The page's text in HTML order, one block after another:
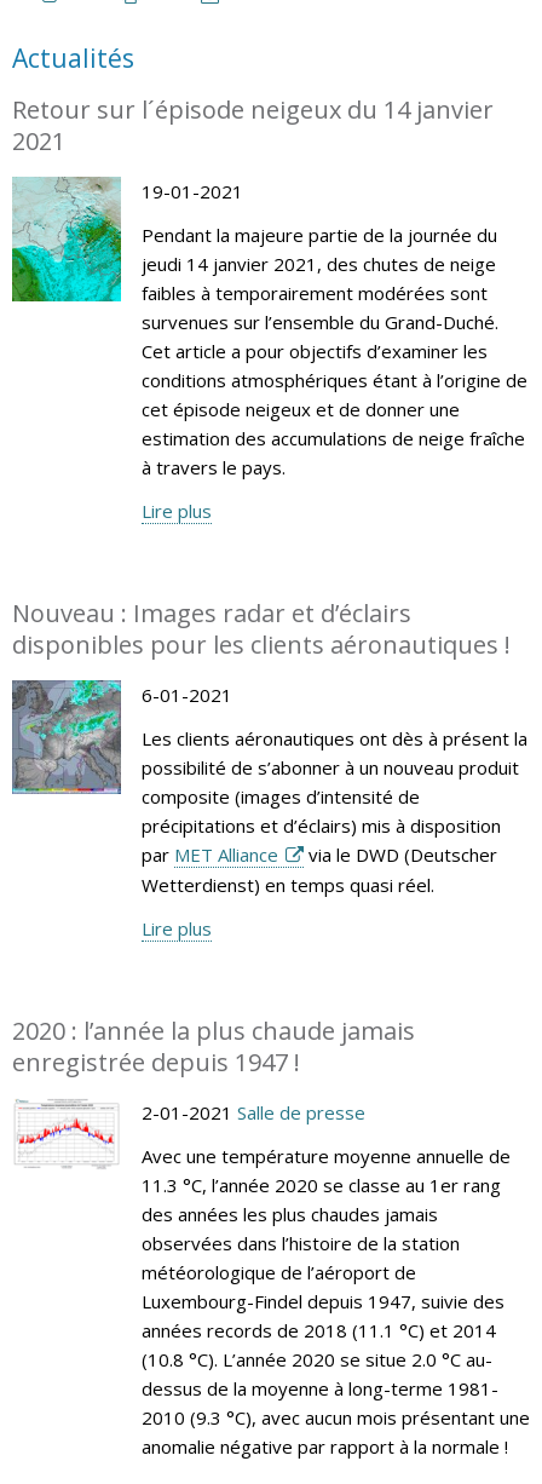
Actualités
Retour sur l´épisode neigeux du 14 janvier
2021
19-01-2021
Pendant la majeure partie de la journée du
jeudi 14 janvier 2021, des chutes de neige
faibles à temporairement modérées sont
survenues sur l’ensemble du Grand-Duché.
Cet article a pour objectifs d’examiner les
conditions atmosphériques étant à l’origine de
cet épisode neigeux et de donner une
estimation des accumulations de neige fraîche
à travers le pays.
Lire plus
Nouveau : Images radar et d’éclairs
disponibles pour les clients aéronautiques !
6-01-2021
Les clients aéronautiques ont dès à présent la
possibilité de s’abonner à un nouveau produit
composite (images d’intensité de
précipitations et d’éclairs) mis à disposition
par MET Alliance
via le DWD (Deutscher
Wetterdienst) en temps quasi réel.
Lire plus
2020 : l’année la plus chaude jamais
enregistrée depuis 1947 !
2-01-2021 Salle de presse
Avec une température moyenne annuelle de
11.3 °C, l’année 2020 se classe au 1er rang
des années les plus chaudes jamais
observées dans l’histoire de la station
météorologique de l’aéroport de
Luxembourg-Findel depuis 1947, suivie des
années records de 2018 (11.1 °C) et 2014
(10.8 °C). L’année 2020 se situe 2.0 °C au-
dessus de la moyenne à long-terme 1981-
2010 (9.3 °C), avec aucun mois présentant une
anomalie négative par rapport à la normale !